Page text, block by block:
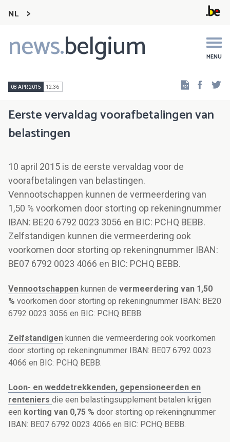
NL
news.belgium MENU
Main
navigation
08 APR 2015 12:36
Eerste vervaldag voorafbetalingen van
belastingen
10 april 2015 is de eerste vervaldag voor de
voorafbetalingen van belastingen.
Vennootschappen kunnen de vermeerdering van
1,50 % voorkomen door storting op rekeningnummer
IBAN: BE20 6792 0023 3056 en BIC: PCHQ BEBB.
Zelfstandigen kunnen die vermeerdering ook
voorkomen door storting op rekeningnummer IBAN:
BE07 6792 0023 4066 en BIC: PCHQ BEBB.
Vennootschappen kunnen de vermeerdering van 1,50
% voorkomen door storting op rekeningnummer IBAN: BE20
6792 0023 3056 en BIC: PCHQ BEBB.
Zelfstandigen kunnen die vermeerdering ook voorkomen
door storting op rekeningnummer IBAN: BE07 6792 0023
4066 en BIC: PCHQ BEBB.
Loon- en weddetrekkenden, gepensioneerden en
renteniers die een belastingsupplement betalen krijgen
een korting van 0,75 % door storting op rekeningnummer
IBAN: BE07 6792 0023 4066 en BIC: PCHQ BEBB.